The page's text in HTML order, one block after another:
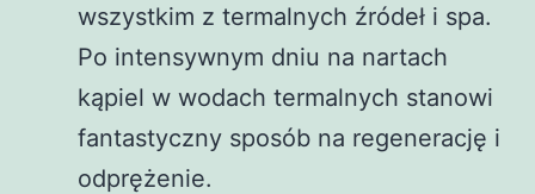
wszystkim z termalnych źródeł i spa.
Po intensywnym dniu na nartach
kąpiel w wodach termalnych stanowi
fantastyczny sposób na regenerację i
odprężenie.